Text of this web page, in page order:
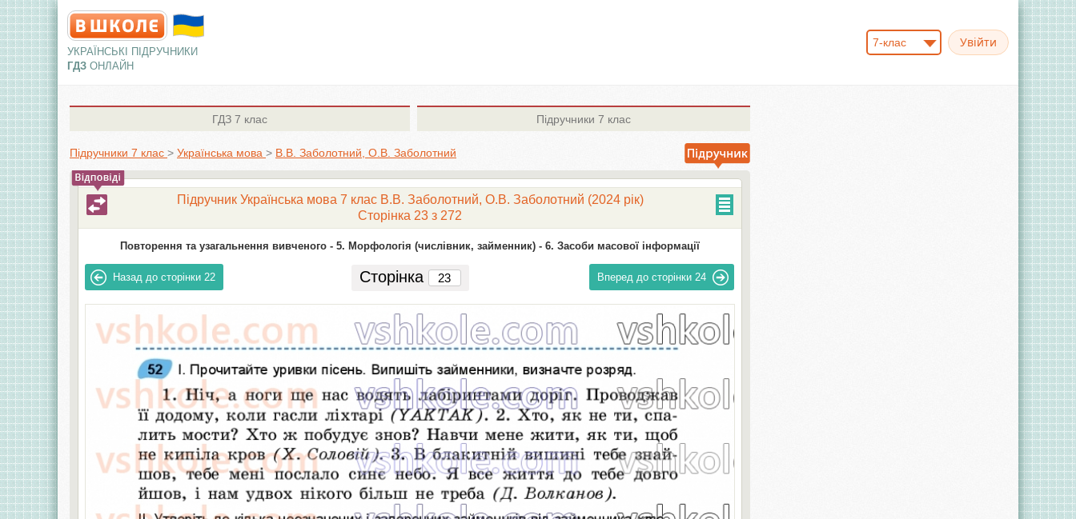
УКРАЇНСЬКІ ПІДРУЧНИКИ
ГДЗ ОНЛАЙН
7-клас
ГДЗ 7 клас Підручники 7 клас
Підручники 7 клас > Українська мова > В.В. Заболотний, О.В. Заболотний
Підручник Українська мова 7 клас В.В. Заболотний, О.В. Заболотний (2024 рік)
Сторінка 23 з 272
Повторення та узагальнення вивченого - 5. Морфологія (числівник, займенник) - 6. Засоби масової інформації
Назад до сторінки 22 Сторінка Вперед до сторінки 24